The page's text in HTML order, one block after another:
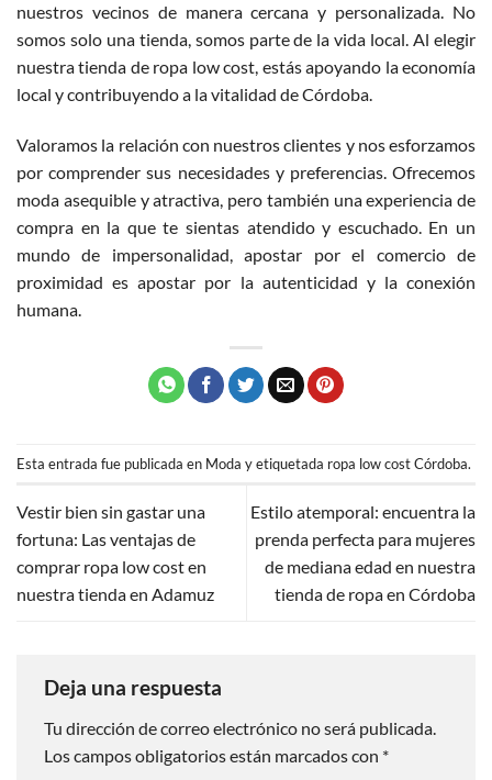
nuestros vecinos de manera cercana y personalizada. No
somos solo una tienda, somos parte de la vida local. Al elegir
nuestra tienda de ropa low cost, estás apoyando la economía
local y contribuyendo a la vitalidad de Córdoba.
Valoramos la relación con nuestros clientes y nos esforzamos
por comprender sus necesidades y preferencias. Ofrecemos
moda asequible y atractiva, pero también una experiencia de
compra en la que te sientas atendido y escuchado. En un
mundo de impersonalidad, apostar por el comercio de
proximidad es apostar por la autenticidad y la conexión
humana.
Esta entrada fue publicada en Moda y etiquetada ropa low cost Córdoba.
Vestir bien sin gastar una
fortuna: Las ventajas de
comprar ropa low cost en
nuestra tienda en Adamuz
Estilo atemporal: encuentra la
prenda perfecta para mujeres
de mediana edad en nuestra
tienda de ropa en Córdoba
Deja una respuesta
Tu dirección de correo electrónico no será publicada.
Los campos obligatorios están marcados con *